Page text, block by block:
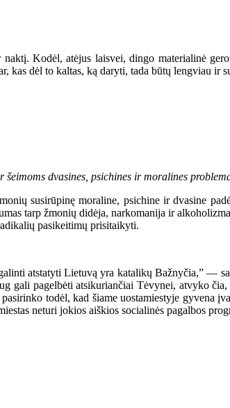
Kodėl, atėjus laisvei, dingo materialinė
kas dėl to kaltas, ką daryti, tada būtų lengviau ir
dvasines, psichines ir moralines
susirūpinę moraline, psichine ir dvasine
tarp žmonių didėja, narkomanija ir
pasikeitimų prisitaikyti.
atstatyti Lietuvą yra katalikų Bažnyčia,” —
gali pagelbėti atsikuriančiai Tėvynei, atvyko
todėl, kad šiame uostamiestyje gyvena
neturi jokios aiškios socialinės pagalbos